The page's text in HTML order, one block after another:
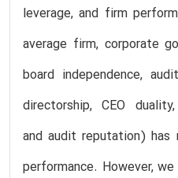
leverage, and firm
average firm, corporate
board independence,
directorship, CEO
and audit reputation)
performance. However,